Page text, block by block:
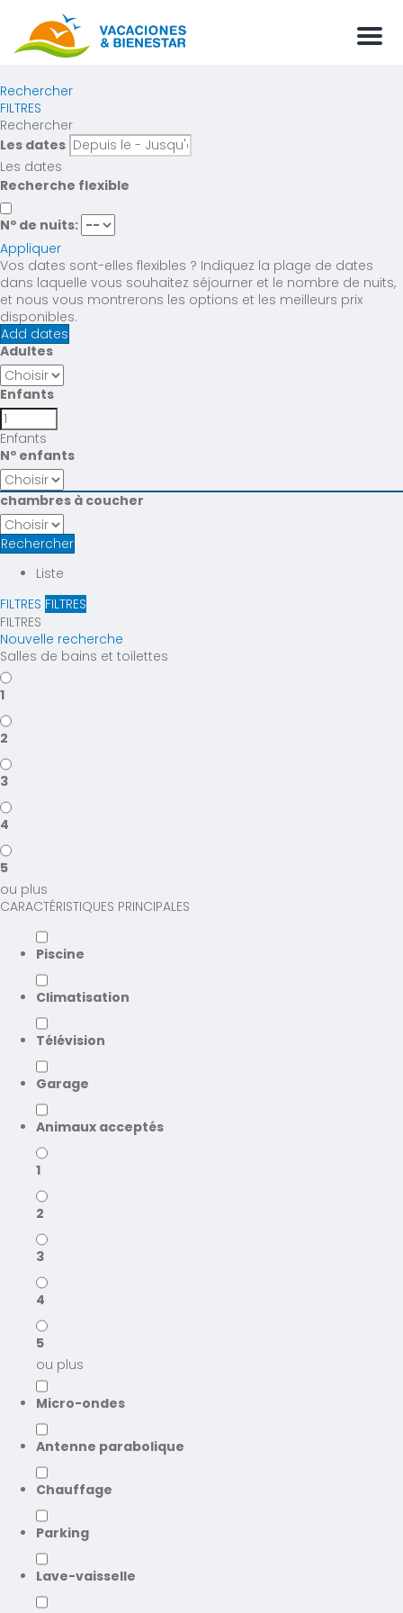
Menu
Rechercher
FILTRES
Rechercher
Les dates
Les dates
Recherche flexible
Nº de nuits:
Appliquer
Vos dates sont-elles flexibles ? Indiquez la plage de dates
dans laquelle vous souhaitez séjourner et le nombre de nuits,
et nous vous montrerons les options et les meilleurs prix
disponibles.
Add dates
Adultes
Enfants
Enfants
Nº enfants
chambres à coucher
Rechercher
Liste
FILTRES FILTRES
FILTRES
Nouvelle recherche
Salles de bains et toilettes
1
2
3
4
5
ou plus
CARACTÉRISTIQUES PRINCIPALES
Piscine
Climatisation
Télévision
Garage
Animaux acceptés
1
2
3
4
5
ou plus
Micro-ondes
Antenne parabolique
Chauffage
Parking
Lave-vaisselle